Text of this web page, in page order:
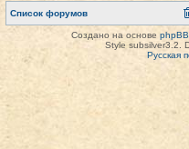
Список форумов
Создано на основе phpBB
Style subsilver3.2.
Русская